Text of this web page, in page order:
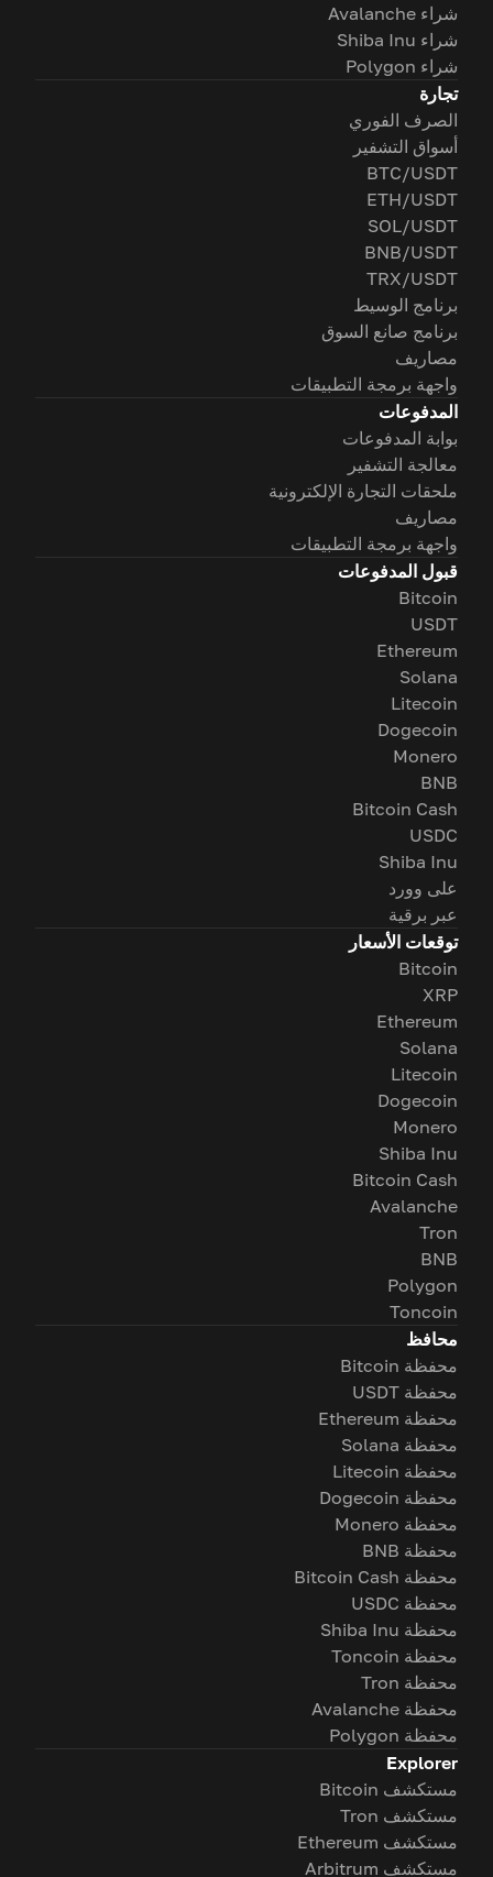
شراء Avalanche
شراء Shiba Inu
شراء Polygon
تجارة
الصرف الفوري
أسواق التشفير
BTC/USDT
ETH/USDT
SOL/USDT
BNB/USDT
TRX/USDT
برنامج الوسيط
برنامج صانع السوق
مصاريف
واجهة برمجة التطبيقات
المدفوعات
بوابة المدفوعات
معالجة التشفير
ملحقات التجارة الإلكترونية
مصاريف
واجهة برمجة التطبيقات
قبول المدفوعات
Bitcoin
USDT
Ethereum
Solana
Litecoin
Dogecoin
Monero
BNB
Bitcoin Cash
USDC
Shiba Inu
على وورد
عبر برقية
توقعات الأسعار
Bitcoin
XRP
Ethereum
Solana
Litecoin
Dogecoin
Monero
Shiba Inu
Bitcoin Cash
Avalanche
Tron
BNB
Polygon
Toncoin
محافظ
محفظة Bitcoin
محفظة USDT
محفظة Ethereum
محفظة Solana
محفظة Litecoin
محفظة Dogecoin
محفظة Monero
محفظة BNB
محفظة Bitcoin Cash
محفظة USDC
محفظة Shiba Inu
محفظة Toncoin
محفظة Tron
محفظة Avalanche
محفظة Polygon
Explorer
مستكشف Bitcoin
مستكشف Tron
مستكشف Ethereum
مستكشف Arbitrum